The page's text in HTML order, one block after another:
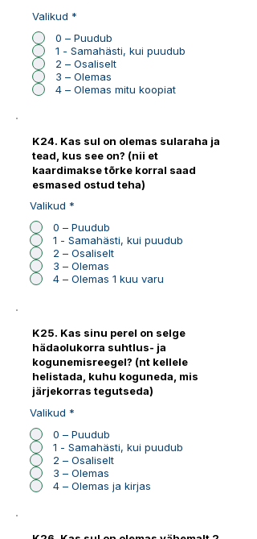
Valikud *
0 – Puudub
1 - Samahästi, kui puudub
2 – Osaliselt
3 – Olemas
4 – Olemas mitu koopiat
K24. Kas sul on olemas sularaha ja
tead, kus see on? (nii et
kaardimakse tõrke korral saad
esmased ostud teha)
Valikud *
0 – Puudub
1 - Samahästi, kui puudub
2 – Osaliselt
3 – Olemas
4 – Olemas 1 kuu varu
K25. Kas sinu perel on selge
hädaolukorra suhtlus- ja
kogunemisreegel? (nt kellele
helistada, kuhu koguneda, mis
järjekorras tegutseda)
Valikud *
0 – Puudub
1 - Samahästi, kui puudub
2 – Osaliselt
3 – Olemas
4 – Olemas ja kirjas